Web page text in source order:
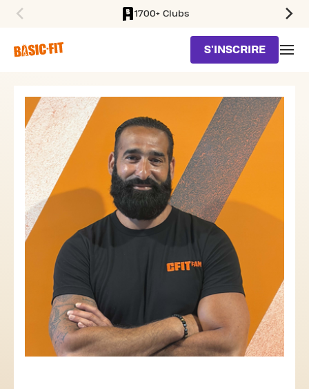
1700+ Clubs
S'INSCRIRE